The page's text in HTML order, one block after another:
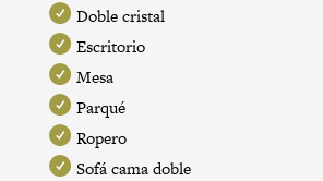
Doble cristal
Escritorio
Mesa
Parqué
Ropero
Sofá cama doble